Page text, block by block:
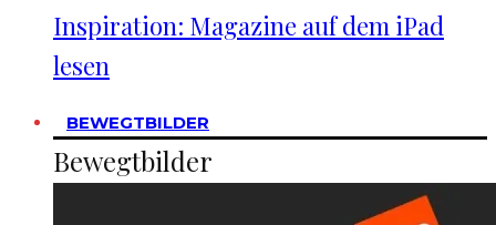
Inspiration: Magazine auf dem iPad
lesen
BEWEGTBILDER
Bewegtbilder